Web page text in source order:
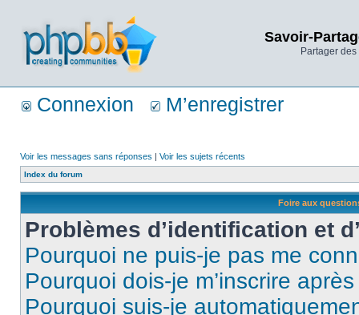
Savoir-
Partager
Connexion M’enregistrer
Voir les messages sans réponses | Voir les sujets récents
Index du forum
Foire aux
Problèmes d’identification et
Pourquoi ne puis-je pas me
Pourquoi dois-je m’inscrire
Pourquoi suis-je